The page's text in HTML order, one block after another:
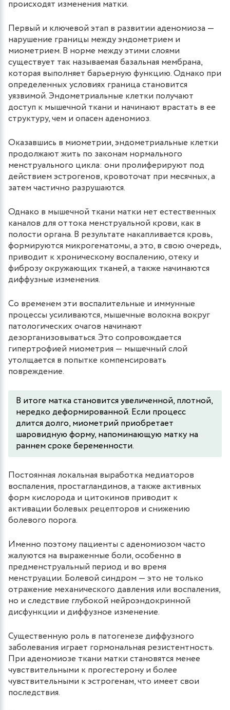
происходят изменения матки.
Первый и ключевой этап в развитии аденомиоза —
нарушение границы между эндометрием и
миометрием. В норме между этими слоями
существует так называемая базальная мембрана,
которая выполняет барьерную функцию. Однако при
определенных условиях граница становится
уязвимой. Эндометриальные клетки получают
доступ к мышечной ткани и начинают врастать в ее
структуру, чем и опасен аденомиоз.
Оказавшись в миометрии, эндометриальные клетки
продолжают жить по законам нормального
менструального цикла: они пролиферируют под
действием эстрогенов, кровоточат при месячных, а
затем частично разрушаются.
Однако в мышечной ткани матки нет естественных
каналов для оттока менструальной крови, как в
полости органа. В результате накапливается кровь,
формируются микрогематомы, а это, в свою очередь,
приводит к хроническому воспалению, отеку и
фиброзу окружающих тканей, а также начинаются
диффузные изменения.
Со временем эти воспалительные и иммунные
процессы усиливаются, мышечные волокна вокруг
патологических очагов начинают
дезорганизовываться. Это сопровождается
гипертрофией миометрия — мышечный слой
утолщается в попытке компенсировать
повреждение.
В итоге матка становится увеличенной, плотной,
нередко деформированной. Если процесс
длится долго, миометрий приобретает
шаровидную форму, напоминающую матку на
раннем сроке беременности.
Постоянная локальная выработка медиаторов
воспаления, простагландинов, а также активных
форм кислорода и цитокинов приводит к
активации болевых рецепторов и снижению
болевого порога.
Именно поэтому пациенты с аденомиозом часто
жалуются на выраженные боли, особенно в
предменструальный период и во время
менструации. Болевой синдром — это не только
отражение механического давления или воспаления,
но и следствие глубокой нейроэндокринной
дисфункции и диффузное изменение.
Существенную роль в патогенезе диффузного
заболевания играет гормональная резистентность.
При аденомиозе ткани матки становятся менее
чувствительными к прогестерону и более
чувствительными к эстрогенам, что имеет свои
последствия.